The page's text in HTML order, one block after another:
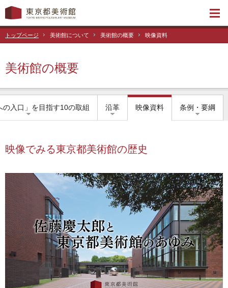
トップページ 美術館について 美術館の概要 映像資料
美術館の概要
の入口」を目指す10の取組 沿革 映像資料 条例・要綱
映像でみる東京都美術館の歴史